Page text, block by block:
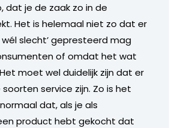
dat je de zaak zo in de
Het is helemaal niet zo dat er
wél slecht’ gepresteerd mag
of omdat het wat
moet wel duidelijk zijn dat er
service zijn. Zo is het
dat, als je als
product hebt gekocht dat